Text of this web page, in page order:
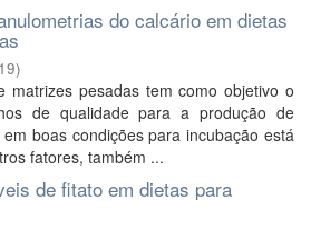
do calcário em dietas
)
matrizes pesadas tem como objetivo o
de qualidade para a produção de
boas condições para incubação está
fatores, também ...
de fitato em dietas para